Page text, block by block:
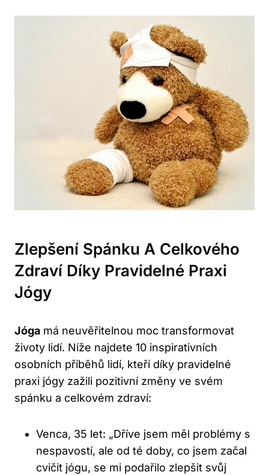
Zlepšení Spánku A Celkového
Zdraví Díky Pravidelné Praxi
Jógy
Jóga má neuvěřitelnou moc transformovat
životy lidí. Níže najdete 10 inspirativních
osobních příběhů lidí, kteří díky pravidelné
praxi jógy zažili pozitivní změny ve svém
spánku a celkovém zdraví:
Venca, 35 let: „Dříve jsem měl problémy s
nespavostí, ale od té doby, co jsem začal
cvičit jógu, se mi podařilo zlepšit svůj